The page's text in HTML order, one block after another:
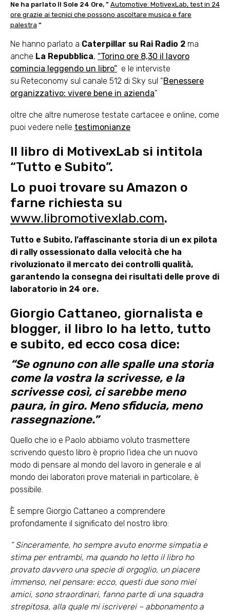
Ne ha parlato Il Sole 24 Ore, ” Automotive: MotivexLab, test in 24
ore grazie ai tecnici che possono ascoltare musica e fare
palestra “
Ne hanno parlato a Caterpillar su Rai Radio 2 ma
anche La Repubblica, “Torino ore 8,30 il lavoro
comincia leggendo un libro” e le interviste
su Reteconomy sul canale 512 di Sky sul “Benessere
organizzativo: vivere bene in azienda”
oltre che altre numerose testate cartacee e online, come
puoi vedere nelle testimonianze
Il libro di MotivexLab si intitola
“Tutto e Subito”.
Lo puoi trovare su Amazon o
farne richiesta su
www.libromotivexlab.com.
Tutto e Subito, l’affascinante storia di un ex pilota
di rally ossessionato dalla velocità che ha
rivoluzionato il mercato dei controlli qualità,
garantendo la consegna dei risultati delle prove di
laboratorio in 24 ore.
Giorgio Cattaneo, giornalista e
blogger, il libro lo ha letto, tutto
e subito, ed ecco cosa dice:
“Se ognuno con alle spalle una storia
come la vostra la scrivesse, e la
scrivesse così, ci sarebbe meno
paura, in giro. Meno sfiducia, meno
rassegnazione.”
Quello che io e Paolo abbiamo voluto trasmettere
scrivendo questo libro è proprio l’idea che un nuovo
modo di pensare al mondo del lavoro in generale e al
mondo dei laboratori prove materiali in particolare, è
possibile.
È sempre Giorgio Cattaneo a comprendere
profondamente il significato del nostro libro:
” Sinceramente, ho sempre avuto enorme simpatia e
stima per entrambi, ma quando ho letto il libro ho
provato davvero una specie di orgoglio, un piacere
immenso, nel pensare: ecco, questi due sono miei
amici, sono straordinari, fanno parte di una squadra
strepitosa, alla quale mi iscriverei – abbonamento a